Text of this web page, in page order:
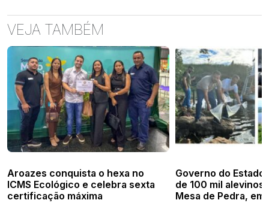
VEJA TAMBÉM
Aroazes conquista o hexa no
ICMS Ecológico e celebra sexta
certificação máxima
Governo do
de 100 mil alevinos
Mesa de Pedra, em